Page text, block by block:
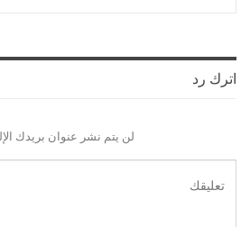
اترك رد
لن يتم نشر عنوان بريدك